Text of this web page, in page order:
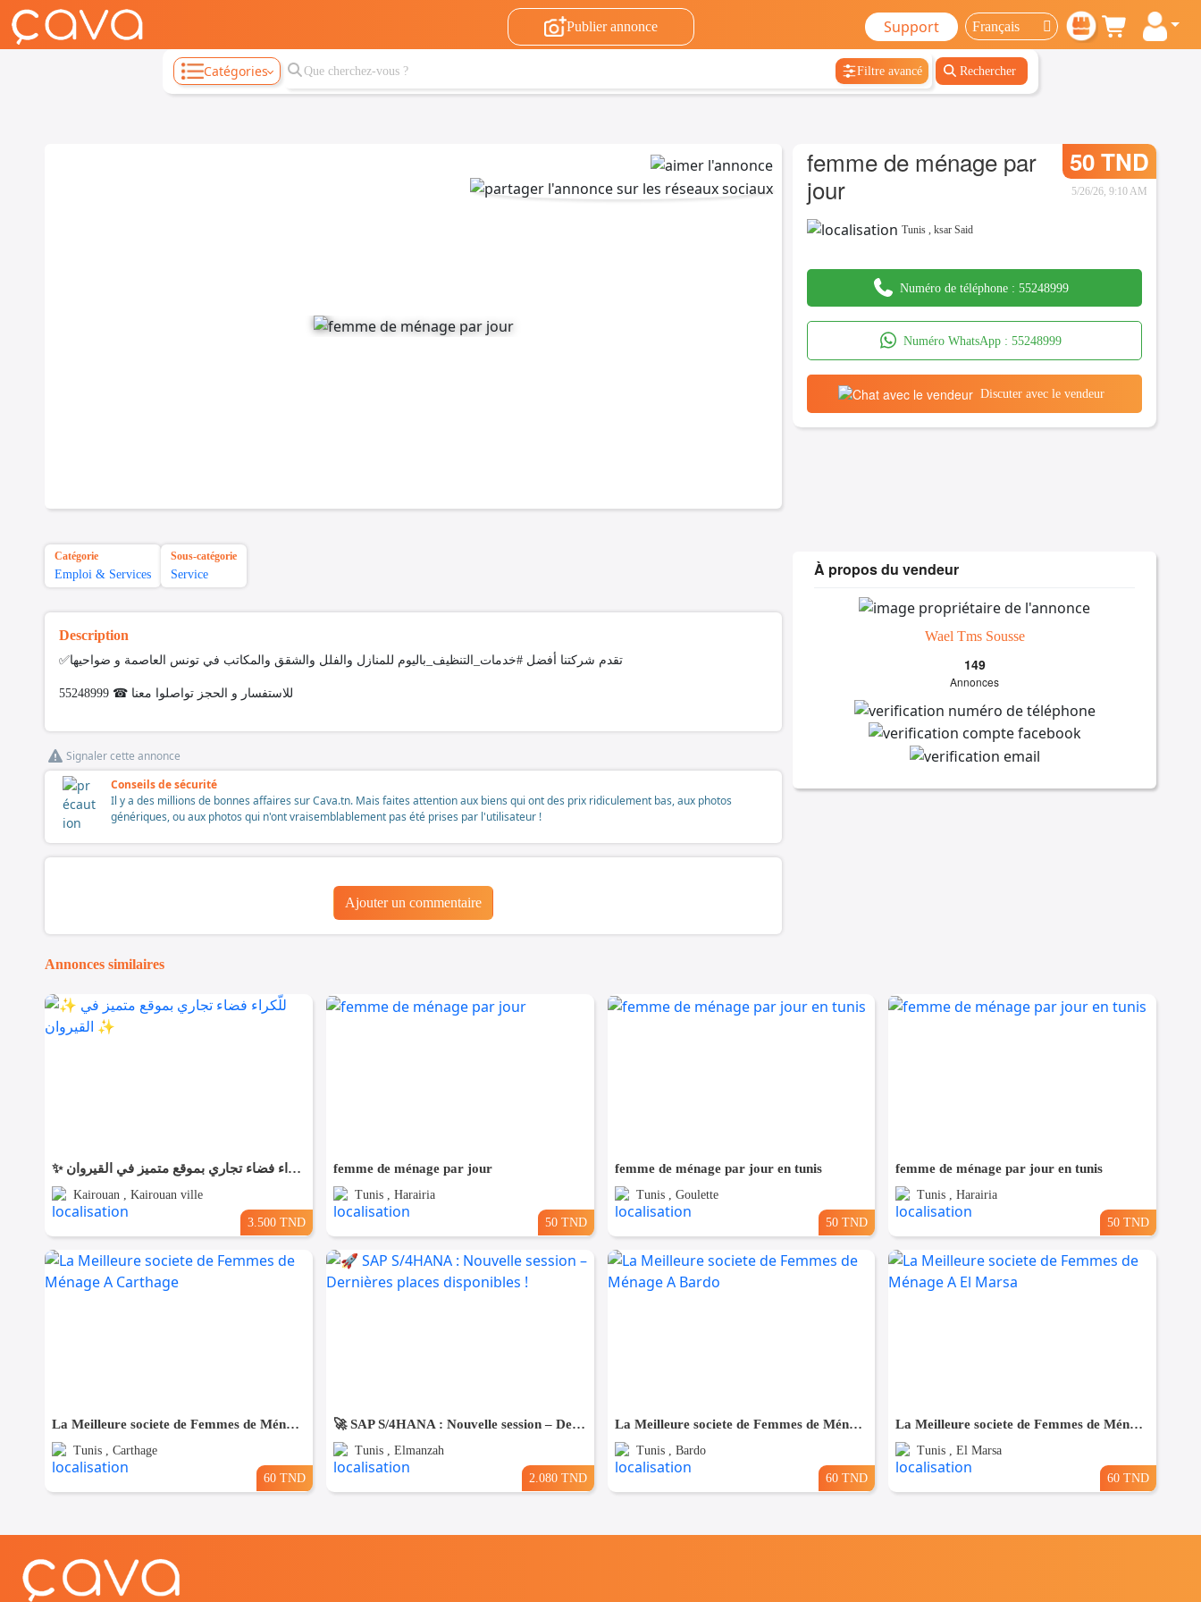
Publier annonce Support
Catégories Filtre avancé Rechercher
femme de ménage par
jour
50 TND
5/26/26, 9:10 AM
Tunis ,ksar Said
Numéro de téléphone : 55248999
Numéro WhatsApp :55248999
Discuter avec le vendeur
Catégorie
Emploi & Services
Sous-catégorie
Service
Description
✅تقدم شركتنا أفضل #خدمات_التنظيف_باليوم للمنازل والفلل والشقق والمكاتب في تونس العاصمة و ضواحيها
للاستفسار و الحجز تواصلوا معنا ☎ 55248999
Signaler cette annonce
Conseils de sécurité
Il y a des millions de bonnes affaires sur Cava.tn. Mais faites attention aux biens qui ont des prix ridiculement bas, aux photos
génériques, ou aux photos qui n'ont vraisemblablement pas été prises par l'utilisateur !
Ajouter un commentaire
À propos du vendeur
Wael Tms Sousse
149
Annonces
Annonces similaires
✨ للّكراء فضاء تجاري بموقع متميز في القيروان ✨
Kairouan , Kairouan ville
3.500 TND
femme de ménage par jour
Tunis , Harairia
50 TND
femme de ménage par jour en tunis
Tunis , Goulette
50 TND
femme de ménage par jour en tunis
Tunis , Harairia
50 TND
La Meilleure societe de Femmes de Ménage A Carthage
Tunis , Carthage
60 TND
🚀 SAP S/4HANA : Nouvelle session – Dernières places disponibles !
Tunis , Elmanzah
2.080 TND
La Meilleure societe de Femmes de Ménage A Bardo
Tunis , Bardo
60 TND
La Meilleure societe de Femmes de Ménage A El Marsa
Tunis , El Marsa
60 TND